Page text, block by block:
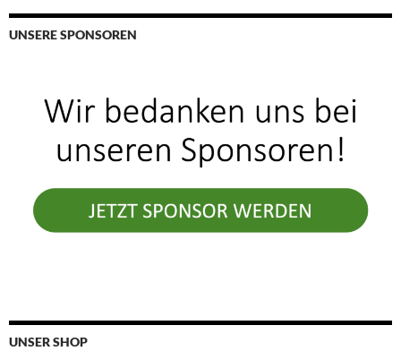
UNSERE SPONSOREN
UNSER SHOP